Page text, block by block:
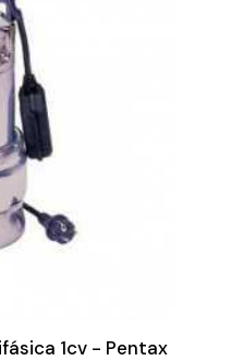
1cv - Pentax